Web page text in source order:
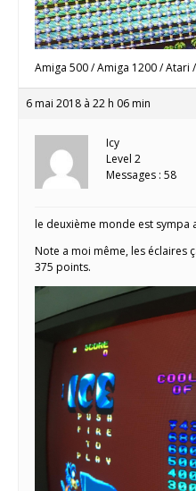
Amiga 500 / Amiga 1200 / Atari
6 mai 2018 à 22 h 06 min
Icy
Level 2
Messages : 58
le deuxième monde est sympa
Note a moi même, les éclaires
375 points.